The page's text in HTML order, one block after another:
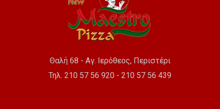
Θαλή 68 - Αγ. Ιερόθεος, Περιστέρι
Τηλ. 210 57 56 920 - 210 57 56 439